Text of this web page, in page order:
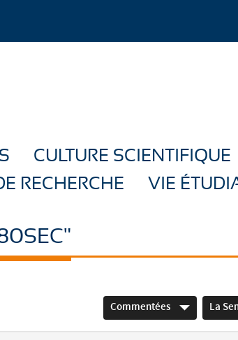
CULTURE SCIENTIFIQUE
RECHERCHE
VIE
Commentées La